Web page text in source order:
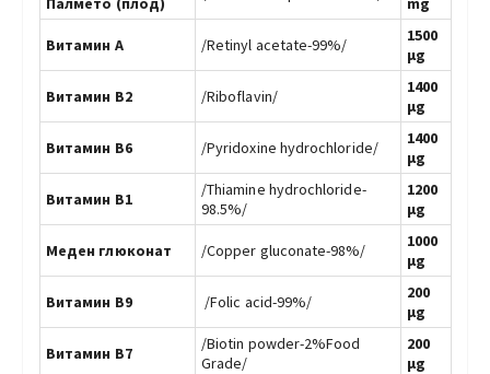
Витамин А /Retinyl acetate-99%/
1500
µg
Витамин В2 /Riboflavin/
1400
µg
Витамин В6 /Рyridoxine hydrochloride/
1400
µg
Витамин В1
/Тhiamine hydrochloride-
98.5%/
1200
µg
Меден глюконат /Copper gluconate-98%/
1000
µg
Витамин В9 /Folic acid-99%/
200
µg
Витамин В7
/Biotin powder-2%Food
Grade/
200
µg